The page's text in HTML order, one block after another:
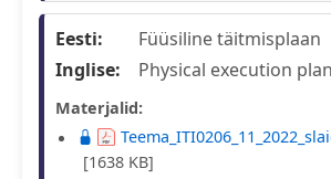
Eesti:
Füüsiline täitmisplaan
Inglise:
Physical execution plan
Materjalid:
[1638 KB]